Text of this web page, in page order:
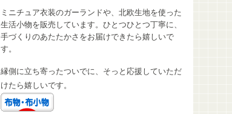
ミニチュア衣装のガーランドや、北欧生地を使った
生活小物を販売しています。ひとつひとつ丁寧に、
手づくりのあたたかさをお届けできたら嬉しいで
す。
縁側に立ち寄ったついでに、そっと応援していただ
けたら嬉しいです。